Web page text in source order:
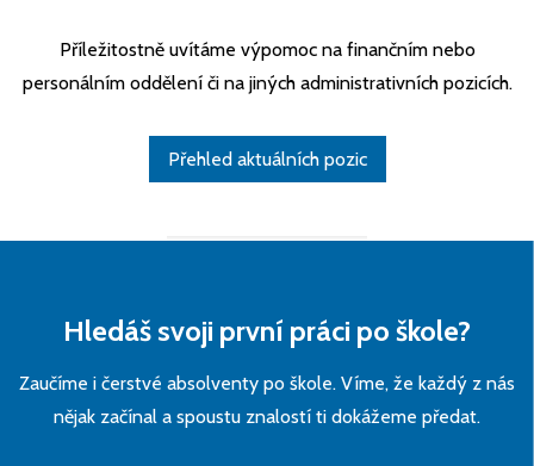
Příležitostně uvítáme výpomoc na finančním nebo
personálním oddělení či na jiných administrativních pozicích.
Přehled aktuálních pozic
Hledáš svoji první práci po škole?
Zaučíme i čerstvé absolventy po škole. Víme, že každý z nás
nějak začínal a spoustu znalostí ti dokážeme předat.